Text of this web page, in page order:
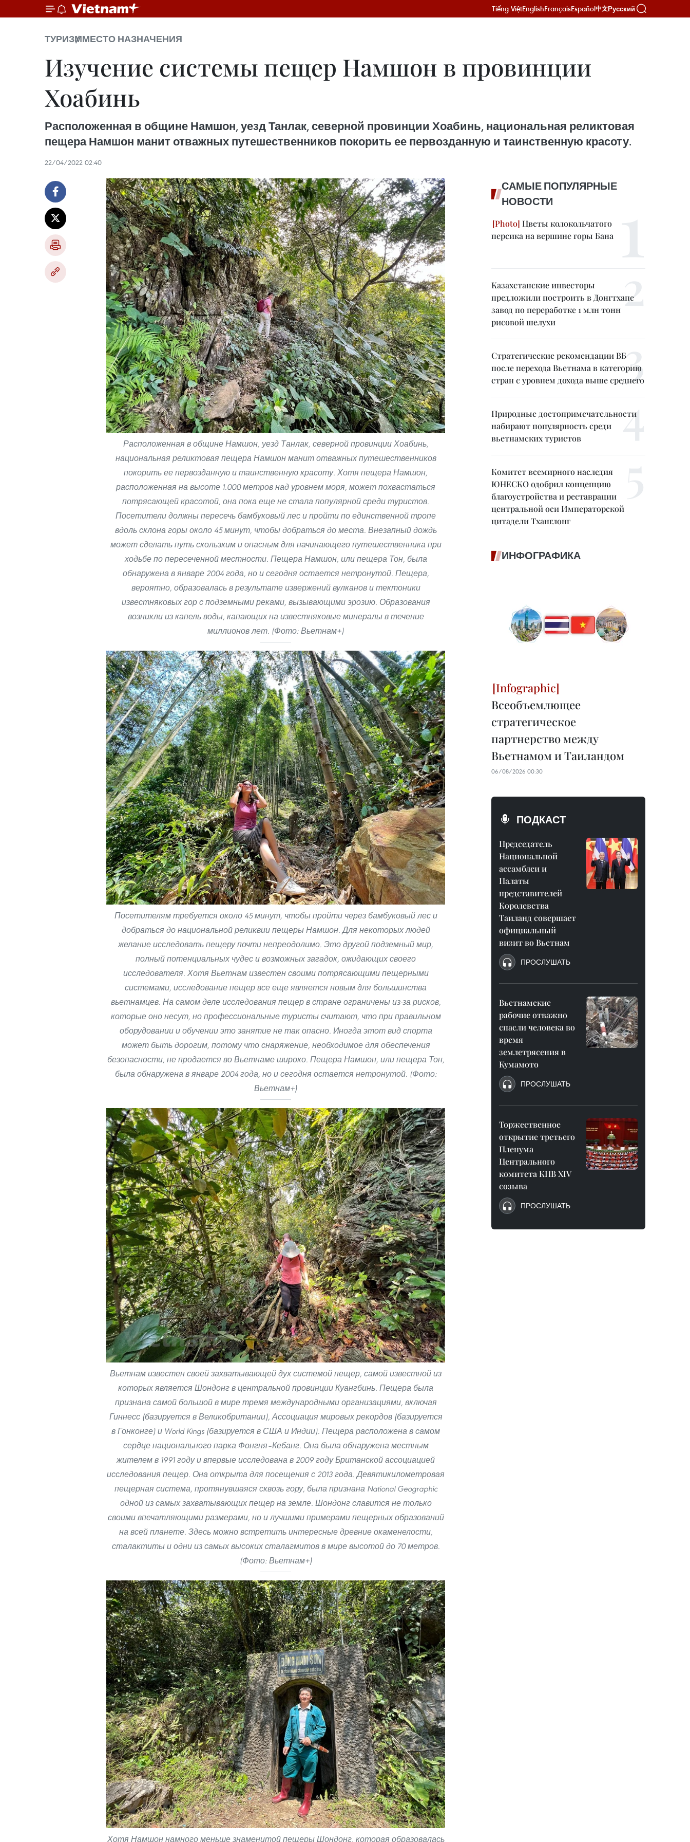
Tiếng ViệtEnglishFrançaisEspañol中文Русский
ТУРИЗММЕСТО НАЗНАЧЕНИЯ
Изучение системы пещер Намшон в провинции
Хоабинь
Расположенная в общине Намшон, уезд Танлак, северной провинции Хоабинь, национальная реликтовая
пещера Намшон манит отважных путешественников покорить ее первозданную и таинственную красоту.
22/04/2022 02:40
Расположенная в общине Намшон, уезд Танлак, северной провинции Хоабинь,
национальная реликтовая пещера Намшон манит отважных путешественников
покорить ее первозданную и таинственную красоту. Хотя пещера Намшон,
расположенная на высоте 1.000 метров над уровнем моря, может похвастаться
потрясающей красотой, она пока еще не стала популярной среди туристов.
Посетители должны пересечь бамбуковый лес и пройти по единственной тропе
вдоль склона горы около 45 минут, чтобы добраться до места. Внезапный дождь
может сделать путь скользким и опасным для начинающего путешественника при
ходьбе по пересеченной местности. Пещера Намшон, или пещера Тон, была
обнаружена в январе 2004 года, но и сегодня остается нетронутой. Пещера,
вероятно, образовалась в результате извержений вулканов и тектоники
известняковых гор с подземными реками, вызывающими эрозию. Образования
возникли из капель воды, капающих на известняковые минералы в течение
миллионов лет. (Фото: Вьетнам+)
Посетителям требуется около 45 минут, чтобы пройти через бамбуковый лес и
добраться до национальной реликвии пещеры Намшон. Для некоторых людей
желание исследовать пещеру почти непреодолимо. Это другой подземный мир,
полный потенциальных чудес и возможных загадок, ожидающих своего
исследователя. Хотя Вьетнам известен своими потрясающими пещерными
системами, исследование пещер все еще является новым для большинства
вьетнамцев. На самом деле исследования пещер в стране ограничены из-за рисков,
которые оно несут, но профессиональные туристы считают, что при правильном
оборудовании и обучении это занятие не так опасно. Иногда этот вид спорта
может быть дорогим, потому что снаряжение, необходимое для обеспечения
безопасности, не продается во Вьетнаме широко. Пещера Намшон, или пещера Тон,
была обнаружена в январе 2004 года, но и сегодня остается нетронутой. (Фото:
Вьетнам+)
Вьетнам известен своей захватывающей дух системой пещер, самой известной из
которых является Шондонг в центральной провинции Куангбинь. Пещера была
признана самой большой в мире тремя международными организациями, включая
Гиннесс (базируется в Великобритании), Ассоциация мировых рекордов (базируется
в Гонконге) и World Kings (базируется в США и Индии). Пещера расположена в самом
сердце национального парка Фонгня–Кебанг. Она была обнаружена местным
жителем в 1991 году и впервые исследована в 2009 году Британской ассоциацией
исследования пещер. Она открыта для посещения с 2013 года. Девятикилометровая
пещерная система, протянувшаяся сквозь гору, была признана National Geographic
одной из самых захватывающих пещер на земле. Шондонг славится не только
своими впечатляющими размерами, но и лучшими примерами пещерных образований
на всей планете. Здесь можно встретить интересные древние окаменелости,
сталактиты и одни из самых высоких сталагмитов в мире высотой до 70 метров.
(Фото: Вьетнам+)
Хотя Намшон намного меньше знаменитой пещеры Шондонг, которая образовалась
САМЫЕ ПОПУЛЯРНЫЕ
НОВОСТИ
Цветы колокольчатого
персика на вершине горы Бана
Казахстанские инвесторы
предложили построить в Донгтхапе
завод по переработке 1 млн тонн
рисовой шелухи
Стратегические рекомендации ВБ
после перехода Вьетнама в категорию
стран с уровнем дохода выше среднего
Природные достопримечательности
набирают популярность среди
вьетнамских туристов
Комитет всемирного наследия
ЮНЕСКО одобрил концепцию
благоустройства и реставрации
центральной оси Императорской
цитадели Тханглонг
ИНФОГРАФИКА
Всеобъемлющее
стратегическое
партнерство между
Вьетнамом и Таиландом
06/08/2026 00:30
ПОДКАСТ
Председатель
Национальной
ассамблеи и
Палаты
представителей
Королевства
Таиланд совершает
официальный
визит во Вьетнам
ПРОСЛУШАТЬ
Вьетнамские
рабочие отважно
спасли человека во
время
землетрясения в
Кумамото
ПРОСЛУШАТЬ
Торжественное
открытие третьего
Пленума
Центрального
комитета КПВ XIV
созыва
ПРОСЛУШАТЬ